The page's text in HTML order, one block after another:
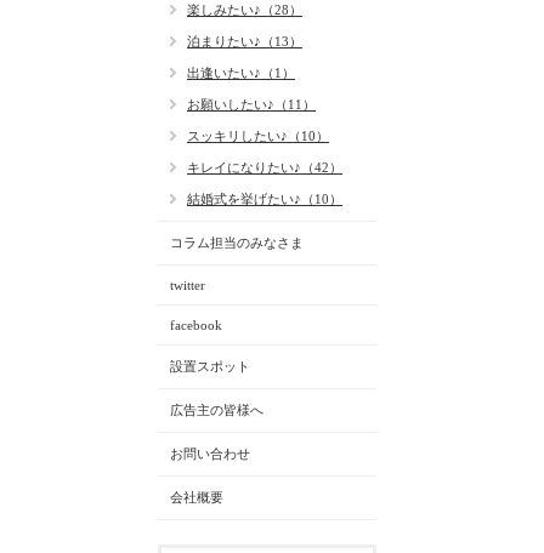
楽しみたい♪（28）
泊まりたい♪（13）
出逢いたい♪（1）
お願いしたい♪（11）
スッキリしたい♪（10）
キレイになりたい♪（42）
結婚式を挙げたい♪（10）
コラム担当のみなさま
twitter
facebook
設置スポット
広告主の皆様へ
お問い合わせ
会社概要